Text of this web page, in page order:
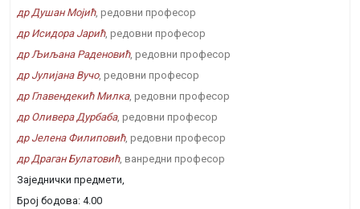
др Душан Мојић, редовни професор
др Исидора Јарић, редовни професор
др Љиљана Раденовић, редовни професор
др Јулијана Вучо, редовни професор
др Главендекић Милка, редовни професор
др Оливера Дурбаба, редовни професор
др Јелена Филиповић, редовни професор
др Драган Булатовић, ванредни професор
Заједнички предмети,
Број бодова: 4.00